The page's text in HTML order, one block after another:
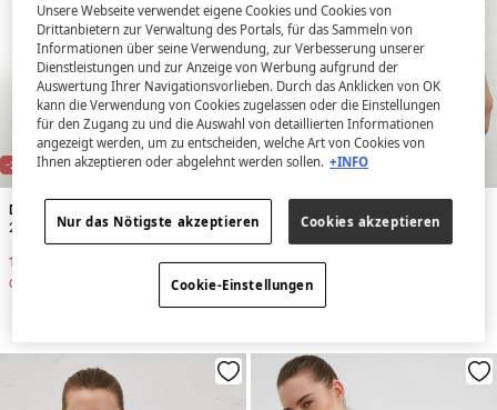
-21%
Dash and Stars
2er-Pack hautfarbene Brazilian-Slips mit Laserschnitt
14,99 €
Gesamtersparnis
-21%
2er-Pack Strings Schwarz
14,99 € 18,99 €
Gesamtersparnis
Unsere Webseite verwendet eigene Cookies und Cookies von
Drittanbietern zur Verwaltung des Portals, für das Sammeln von
Informationen über seine Verwendung, zur Verbesserung unserer
Dienstleistungen und zur Anzeige von Werbung aufgrund der
Auswertung Ihrer Navigationsvorlieben. Durch das Anklicken von OK
kann die Verwendung von Cookies zugelassen oder die Einstellungen
für den Zugang zu und die Auswahl von detaillierten Informationen
angezeigt werden, um zu entscheiden, welche Art von Cookies von
Ihnen akzeptieren oder abgelehnt werden sollen. +INFO
Nur das Nötigste akzeptieren Cookies akzeptieren
Cookie-Einstellungen